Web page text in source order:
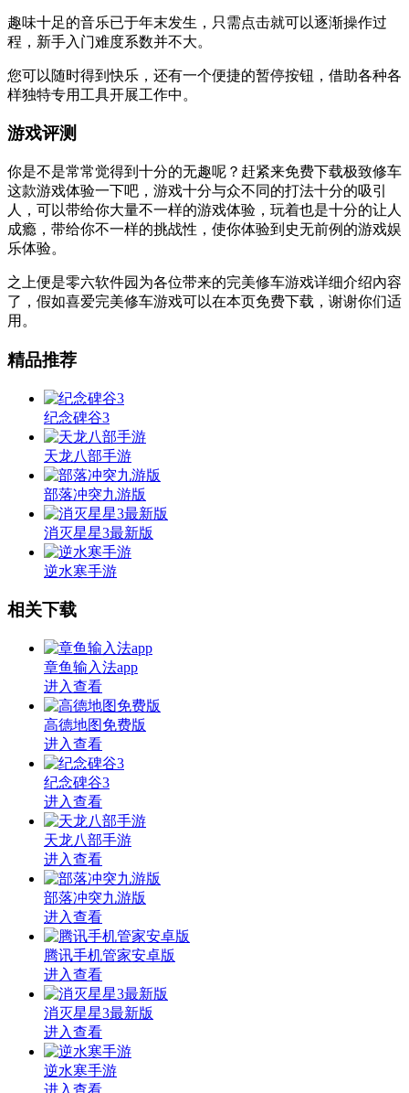
趣味十足的音乐已于年末发生，只需点击就可以逐渐操作过
程，新手入门难度系数并不大。
您可以随时得到快乐，还有一个便捷的暂停按钮，借助各种各
样独特专用工具开展工作中。
游戏评测
你是不是常常觉得到十分的无趣呢？赶紧来免费下载极致修车
这款游戏体验一下吧，游戏十分与众不同的打法十分的吸引
人，可以带给你大量不一样的游戏体验，玩着也是十分的让人
成瘾，带给你不一样的挑战性，使你体验到史无前例的游戏娱
乐体验。
之上便是零六软件园为各位带来的完美修车游戏详细介绍內容
了，假如喜爱完美修车游戏可以在本页免费下载，谢谢你们适
用。
精品推荐
纪念碑谷3
天龙八部手游
部落冲突九游版
消灭星星3最新版
逆水寒手游
相关下载
章鱼输入法app
进入查看
高德地图免费版
进入查看
纪念碑谷3
进入查看
天龙八部手游
进入查看
部落冲突九游版
进入查看
腾讯手机管家安卓版
进入查看
消灭星星3最新版
进入查看
逆水寒手游
进入查看